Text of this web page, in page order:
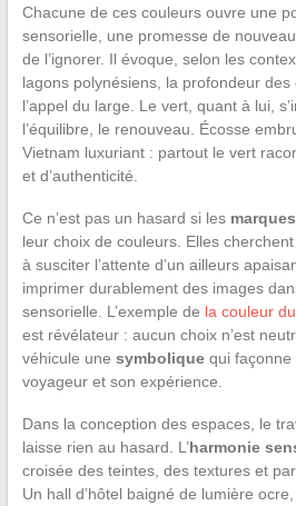
Chacune de ces couleurs ouvre une
sensorielle, une promesse de
de l’ignorer. Il évoque, selon les
lagons polynésiens, la profondeur
l’appel du large. Le vert, quant à lui,
l’équilibre, le renouveau. Écosse
Vietnam luxuriant : partout le vert
et d’authenticité.
Ce n’est pas un hasard si les
leur choix de couleurs. Elles
à susciter l’attente d’un ailleurs
imprimer durablement des images
sensorielle. L’exemple de la couleur
est révélateur : aucun choix n’est
véhicule une symboliquequi façonne
voyageur et son expérience.
Dans la conception des espaces, le
laisse rien au hasard. L’harmonie
croisée des teintes, des textures et
Un hall d’hôtel baigné de lumière